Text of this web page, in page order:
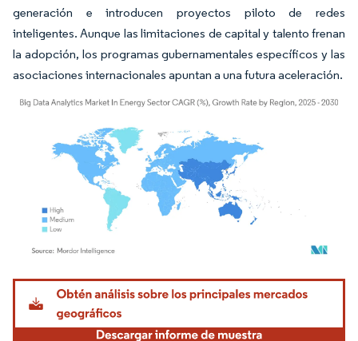
generación e introducen proyectos piloto de redes
inteligentes. Aunque las limitaciones de capital y talento frenan
la adopción, los programas gubernamentales específicos y las
asociaciones internacionales apuntan a una futura aceleración.
Imagen © Mordor Intelligence. El uso requiere atribución según CC BY 4.0.